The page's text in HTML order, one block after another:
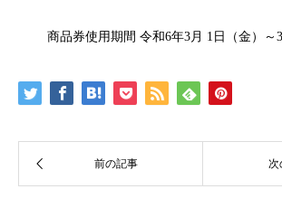
商品券使用期間 令和6年3月 1日（金）～3